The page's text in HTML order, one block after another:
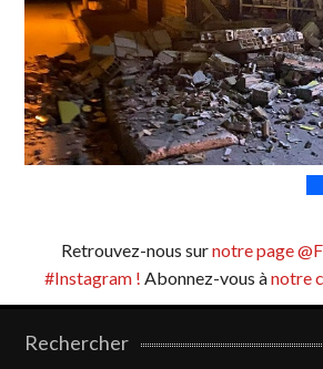
Retrouvez-nous surnotre page
#Instagram ! Abonnez-vous ànotre
Rechercher